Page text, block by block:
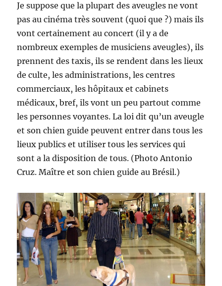
Je suppose que la plupart des aveugles ne vont
pas au cinéma très souvent (quoi que ?) mais ils
vont certainement au concert (il y a de
nombreux exemples de musiciens aveugles), ils
prennent des taxis, ils se rendent dans les lieux
de culte, les administrations, les centres
commerciaux, les hôpitaux et cabinets
médicaux, bref, ils vont un peu partout comme
les personnes voyantes. La loi dit qu’un aveugle
et son chien guide peuvent entrer dans tous les
lieux publics et utiliser tous les services qui
sont a la disposition de tous. (Photo Antonio
Cruz. Maître et son chien guide au Brésil.)